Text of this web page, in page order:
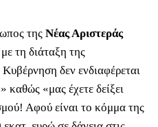
της Νέας Αριστεράς
τη διάταξη της
δεν ενδιαφέρεται
καθώς «μας έχετε δείξει
Αφού είναι το κόμμα της